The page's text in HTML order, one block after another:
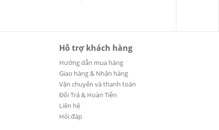
Hỗ trợ khách hàng
Hướng dẫn mua hàng
Giao hàng & Nhận hàng
Vận chuyển và thanh toán
Đổi Trả & Hoàn Tiền
Liên hệ
Hỏi đáp